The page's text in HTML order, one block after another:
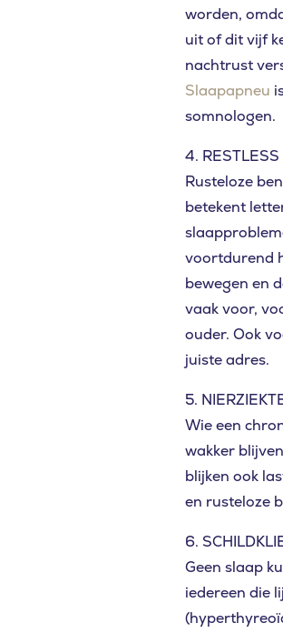
ZOEKEN
worden,
uit of dit vijf
nachtrust
Slaapapneu
somnologen.
4.
Rusteloze
betekent
voortdurend
bewegen en
vaak voor,
ouder. Ook
juiste adres.
5.
Wie een
wakker
blijken ook
en rusteloze
6.
Geen slaap
iedereen die